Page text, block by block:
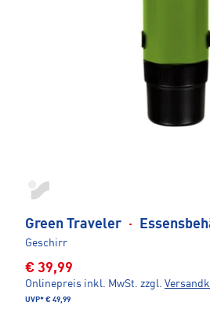
Green Traveler ·
Geschirr
€ 39,99
Onlinepreis inkl. MwSt. zzgl.
UVP* € 49,99